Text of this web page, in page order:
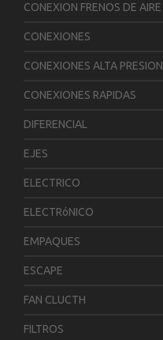
CONEXION FRENOS DE AIRE
CONEXIONES
CONEXIONES ALTA PRESION
CONEXIONES RAPIDAS
DIFERENCIAL
EJES
ELECTRICO
ELECTRóNICO
EMPAQUES
ESCAPE
FAN CLUCTH
FILTROS